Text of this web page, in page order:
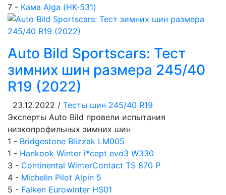
7 - Кама Alga (НК-531)
Auto Bild Sportscars: Тест
зимних шин размера 245/40
R19 (2022)
23.12.2022 / Тесты шин 245/40 R19
Эксперты Auto Bild провели испытания
низкопрофильных зимних шин
1 - Bridgestone Blizzak LM005
1 - Hankook Winter i*cept evo3 W330
3 - Continental WinterContact TS 870 P
4 - Michelin Pilot Alpin 5
5 - Falken Eurowinter HS01